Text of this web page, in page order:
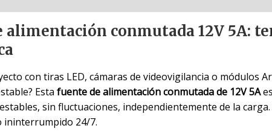
alimentación conmutada 12V 5A:
con tiras LED, cámaras de videovigilancia o módulos
Esta fuente de alimentación conmutada de 12V 5A
sin fluctuaciones, independientemente de la
ininterrumpido 24/7.